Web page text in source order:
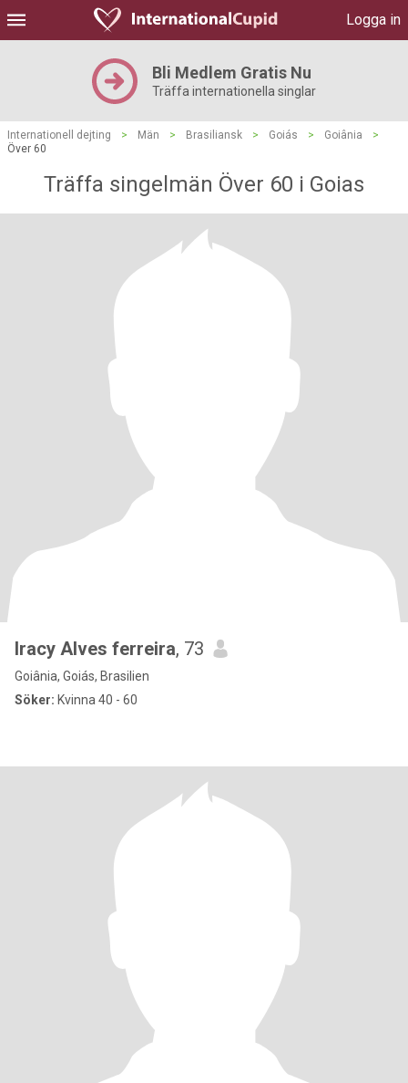
Logga in
Bli Medlem Gratis Nu
Träffa internationella singlar
Internationell dejting > Män > Brasiliansk > Goiás > Goiânia
>
Över 60
Träffa singelmän Över 60 i Goias
Iracy Alves ferreira, 73
Goiânia, Goiás, Brasilien
Söker: Kvinna 40 - 60